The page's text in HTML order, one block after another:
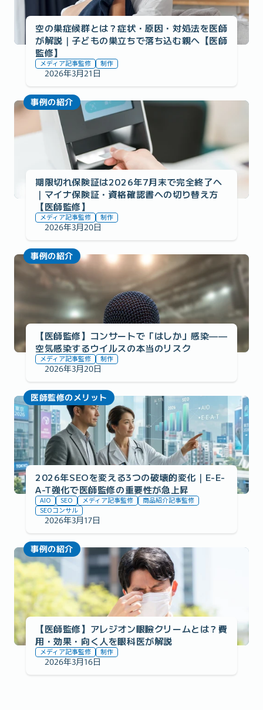
空の巣症候群とは？症状・原因・対処法を医師
が解説｜子どもの巣立ちで落ち込む親へ【医師
監修】
メディア記事監修 制作
2026年3月21日
事例の紹介
期限切れ保険証は2026年7月末で完全終了へ
｜マイナ保険証・資格確認書への切り替え方
【医師監修】
メディア記事監修 制作
2026年3月20日
事例の紹介
【医師監修】コンサートで「はしか」感染——
空気感染するウイルスの本当のリスク
メディア記事監修 制作
2026年3月20日
医師監修のメリット
2026年SEOを変える3つの破壊的変化｜E-E-
A-T強化で医師監修の重要性が急上昇
AIO SEO メディア記事監修
商品紹介記事監修
SEOコンサル
2026年3月17日
事例の紹介
【医師監修】アレジオン眼瞼クリームとは？費
用・効果・向く人を眼科医が解説
メディア記事監修 制作
2026年3月16日